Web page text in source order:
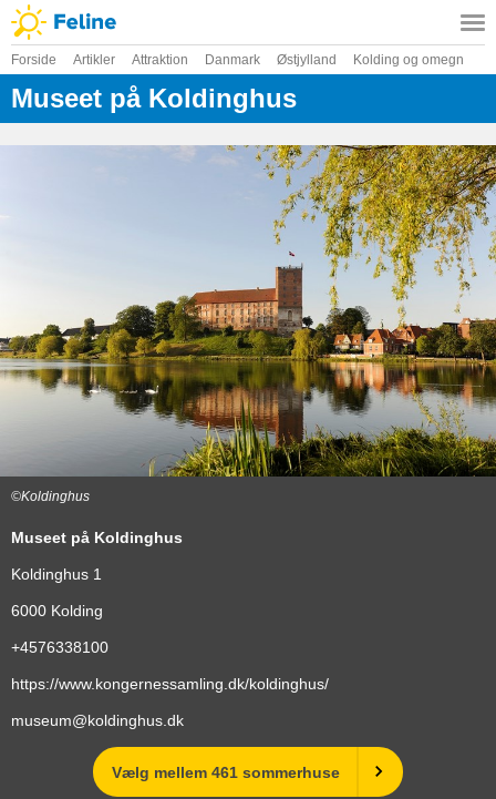
Forside Artikler Attraktion Danmark Østjylland Kolding og omegn
Museet på Koldinghus
©Koldinghus
Museet på Koldinghus
Koldinghus 1
6000 Kolding
+4576338100
https://www.kongernessamling.dk/koldinghus/
museum@koldinghus.dk
Vælg mellem 461 sommerhuse